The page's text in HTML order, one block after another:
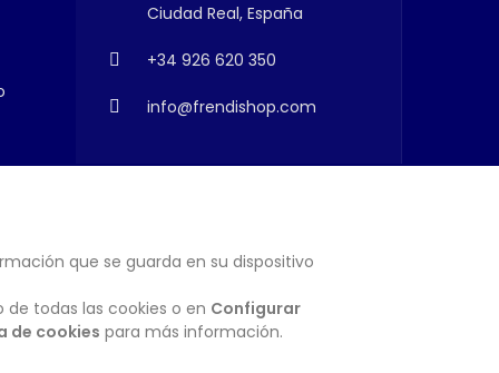
Ciudad Real, España
+34 926 620 350
info@frendishop.com
SUSCRIBIRSE
que se guarda en su dispositivo
todas las cookies o en Configurar
de cookies para más información.